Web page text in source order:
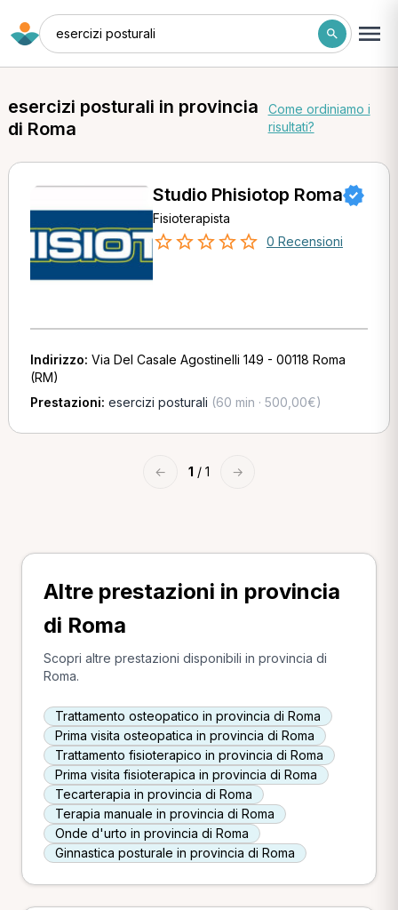
esercizi posturali
esercizi posturali in provincia
di Roma
Come ordiniamo i
risultati?
Studio Phisiotop Roma
Fisioterapista
0 Recensioni
Indirizzo: Via Del Casale Agostinelli 149 - 00118 Roma
(RM)
Prestazioni: esercizi posturali (60 min · 500,00€)
← 1 / 1 →
Altre prestazioni in provincia
di Roma
Scopri altre prestazioni disponibili in provincia di
Roma.
Trattamento osteopatico in provincia di Roma
Prima visita osteopatica in provincia di Roma
Trattamento fisioterapico in provincia di Roma
Prima visita fisioterapica in provincia di Roma
Tecarterapia in provincia di Roma
Terapia manuale in provincia di Roma
Onde d'urto in provincia di Roma
Ginnastica posturale in provincia di Roma